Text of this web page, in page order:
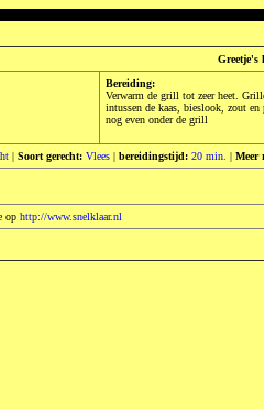
Greetje's
Bereiding:
Verwarm de grill tot zeer heet.
intussen de kaas, bieslook, zout en
nog even onder de grill
| Soort gerecht: Vlees | bereidingstijd: 20 min. | Meer
op http://www.snelklaar.nl